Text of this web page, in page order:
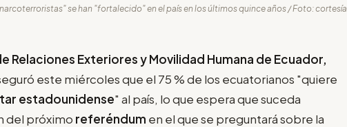
se han "fortalecido" en el país en los últimos quince años / Foto: cortesía
Relaciones Exteriores y Movilidad Humana de Ecuador,
este miércoles que el 75 % de los ecuatorianos "quiere
estadounidense" al país, lo que espera que suceda
del próximo referéndum en el que se preguntará sobre la